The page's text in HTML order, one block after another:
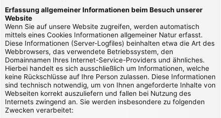
Erfassung allgemeiner Informationen beim Besuch unserer
Website
Wenn Sie auf unsere Website zugreifen, werden automatisch
mittels eines Cookies Informationen allgemeiner Natur erfasst.
Diese Informationen (Server-Logfiles) beinhalten etwa die Art des
Webbrowsers, das verwendete Betriebssystem, den
Domainnamen Ihres Internet-Service-Providers und ähnliches.
Hierbei handelt es sich ausschließlich um Informationen, welche
keine Rückschlüsse auf Ihre Person zulassen. Diese Informationen
sind technisch notwendig, um von Ihnen angeforderte Inhalte von
Webseiten korrekt auszuliefern und fallen bei Nutzung des
Internets zwingend an. Sie werden insbesondere zu folgenden
Zwecken verarbeitet: